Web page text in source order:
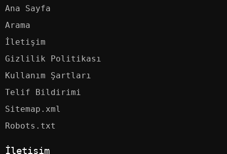
Ana Sayfa
Arama
İletişim
Gizlilik Politikası
Kullanım Şartları
Telif Bildirimi
Sitemap.xml
Robots.txt
İletişim